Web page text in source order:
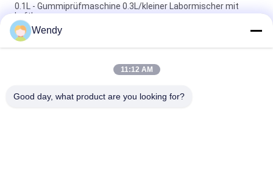
0.1L - Gummiprüfmaschine 0.3L/kleiner Labormischer mit
Luftkompressor
Leistungsfähiger Streuungs-Kneter des Labor1l/Banbury-
Mischer Klima-freundlich
3 L Labormit hohem ausschuss Streuungs-Kneter/Banbury-
Wendy
11:12 AM
Good day, what product are you looking for?